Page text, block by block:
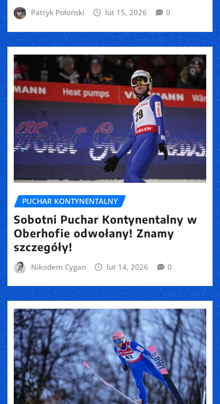
Patryk Połoński lut 15, 2026 0
PUCHAR KONTYNENTALNY
Sobotni Puchar Kontynentalny w
Oberhofie odwołany! Znamy
szczegóły!
Nikodem Cygan lut 14, 2026 0